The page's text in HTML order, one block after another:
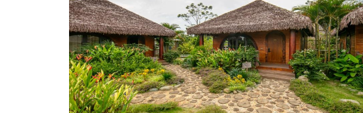
16 17 18 19 20 21
23 24 25 26 27 28
30 31